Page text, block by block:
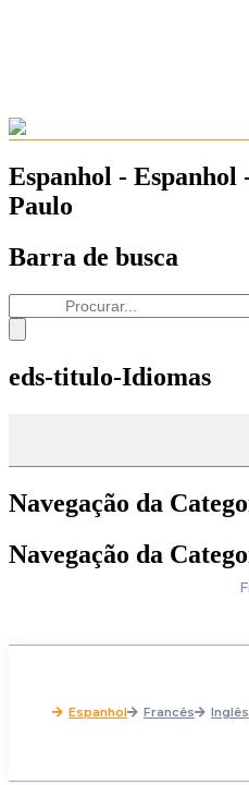
Espanhol - Espanhol
Paulo
Barra de busca
eds-titulo-Idiomas
Navegação da
Navegação da
Espanhol Francês Inglês